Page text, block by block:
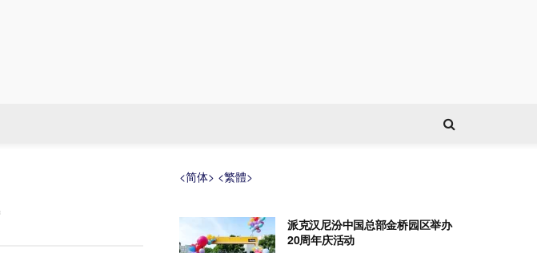
<简体> <繁體>
派克汉尼汾中国总部金桥园区举办
20周年庆活动